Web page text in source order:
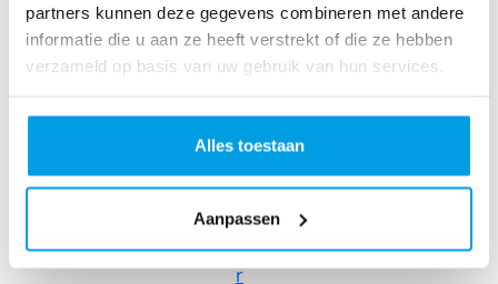
partners kunnen deze gegevens combineren met andere
informatie die u aan ze heeft verstrekt of die ze hebben
verzameld op basis van uw gebruik van hun services.
Alles toestaan
Aanpassen
n
ce
r
ol
le
o
as
te
r